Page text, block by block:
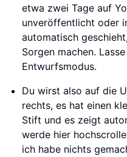
etwa zwei Tage auf
unveröffentlicht oder
automatisch
Sorgen machen.
Entwurfsmodus.
Du wirst also auf die
rechts, es hat einen
Stift und es zeigt
werde hier
ich habe nichts